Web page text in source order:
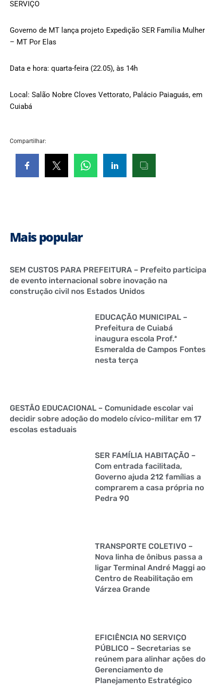
SERVIÇO
Governo de MT lança projeto Expedição SER Família Mulher
– MT Por Elas
Data e hora: quarta-feira (22.05), às 14h
Local: Salão Nobre Cloves Vettorato, Palácio Paiaguás, em
Cuiabá
Compartilhar:
Mais popular
SEM CUSTOS PARA PREFEITURA – Prefeito participa
de evento internacional sobre inovação na
construção civil nos Estados Unidos
EDUCAÇÃO MUNICIPAL –
Prefeitura de Cuiabá
inaugura escola Prof.ª
Esmeralda de Campos Fontes
nesta terça
GESTÃO EDUCACIONAL – Comunidade escolar vai
decidir sobre adoção do modelo cívico-militar em 17
escolas estaduais
SER FAMÍLIA HABITAÇÃO –
Com entrada facilitada,
Governo ajuda 212 famílias a
comprarem a casa própria no
Pedra 90
TRANSPORTE COLETIVO –
Nova linha de ônibus passa a
ligar Terminal André Maggi ao
Centro de Reabilitação em
Várzea Grande
EFICIÊNCIA NO SERVIÇO
PÚBLICO – Secretarias se
reúnem para alinhar ações do
Gerenciamento de
Planejamento Estratégico